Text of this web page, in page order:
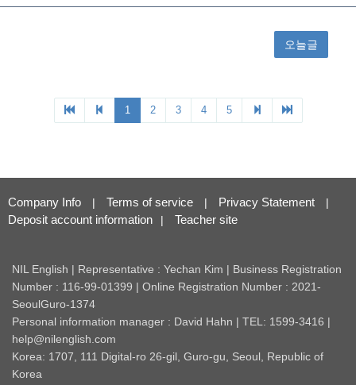
Company Info | Terms of service | Privacy Statement |
Deposit account information | Teacher site
NIL English | Representative : Yechan Kim | Business Registration
Number : 116-99-01399 | Online Registration Number : 2021-
SeoulGuro-1374
Personal information manager : David Hahn | TEL: 1599-3416 |
help@nilenglish.com
Korea: 1707, 111 Digital-ro 26-gil, Guro-gu, Seoul, Republic of
Korea